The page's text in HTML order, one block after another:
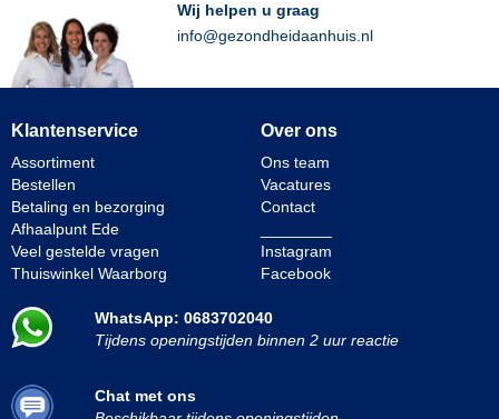
Wij helpen u graag
info@gezondheidaanhuis.nl
Klantenservice
Assortiment
Bestellen
Betaling en bezorging
Afhaalpunt Ede
Veel gestelde vragen
Thuiswinkel Waarborg
Over ons
Ons team
Vacatures
Contact
Instagram
Facebook
WhatsApp: 0683702040
Tijdens openingstijden binnen 2 uur reactie
Chat met ons